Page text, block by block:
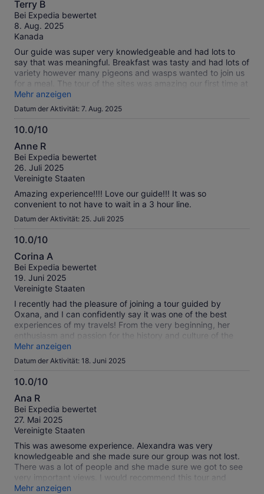
von
10
Terry B
Bei Expedia bewertet
8. Aug. 2025
Kanada
Our guide was super very knowledgeable and had lots to
say that was meaningful. Breakfast was tasty and had lots of
variety however many pigeons and wasps wanted to join us
for a meal. The tour of the sites was amazing our first time at
the Vatican.
Mehr anzeigen
Datum der Aktivität: 7. Aug. 2025
10.0/10
10.0
von
10
Anne R
Bei Expedia bewertet
26. Juli 2025
Vereinigte Staaten
Amazing experience!!!! Love our guide!!! It was so
convenient to not have to wait in a 3 hour line.
Datum der Aktivität: 25. Juli 2025
10.0/10
10.0
von
10
Corina A
Bei Expedia bewertet
19. Juni 2025
Vereinigte Staaten
I recently had the pleasure of joining a tour guided by
Oxana, and I can confidently say it was one of the best
experiences of my travels! From the very beginning, her
enthusiasm and passion for the history and culture of the
area were evident. Oxana has an incredible ability to bring
the stories of the past to life, making each site we visited not
extensive knowledge impressed everyone in the group, and
she took the time to answer all our questions, no matter how
detailed. Beyond just facts and figures, Oxana shared
personal anecdotes and local insights that added a unique
touch to the tour. You could tell she genuinely cares about
the experience of her guests, making sure everyone felt
included and catered to. Overall great tour, highly
recommended!
Mehr anzeigen
Datum der Aktivität: 18. Juni 2025
10.0/10
10.0
von
10
Ana R
Bei Expedia bewertet
27. Mai 2025
Vereinigte Staaten
This was awesome experience. Alexandra was very
knowledgeable and she made sure our group was not lost.
There was a lot of people and she made sure we got to see
very important views. I would recommend this tour and
Alexandra patients.
Mehr anzeigen